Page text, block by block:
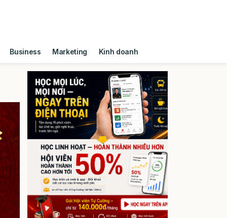
Business Marketing Kinh doanh